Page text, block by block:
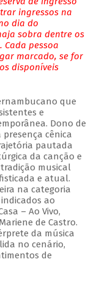
ingressos na
dia do
sobra dentre os
Cada pessoa
marcado, se for
disponíveis
que
e
Dono de
cênica
pautada
da canção e
musical
e atual.
na categoria
ao
– Ao Vivo,
de Castro.
da música
no cenário,
de